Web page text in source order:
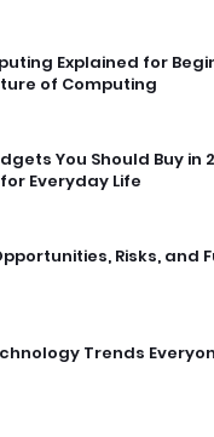
Explained for
of Computing
You Should Buy in
Everyday Life
Risks, and
Trends